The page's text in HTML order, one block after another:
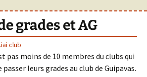
grades et AG
club
pas moins de 10 membres du clubs qui
leurs grades au club de Guipavas.